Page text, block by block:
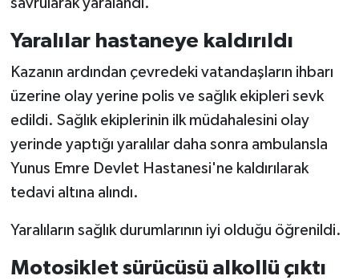
Yaralılar hastaneye kaldırıldı
Kazanın ardından çevredeki vatandaşların ihbarı
üzerine olay yerine polis ve sağlık ekipleri sevk
edildi. Sağlık ekiplerinin ilk müdahalesini olay
yerinde yaptığı yaralılar daha sonra ambulansla
Yunus Emre Devlet Hastanesi'ne kaldırılarak
tedavi altına alındı.
Yaralıların sağlık durumlarının iyi olduğu öğrenildi.
Motosiklet sürücüsü alkollü çıktı